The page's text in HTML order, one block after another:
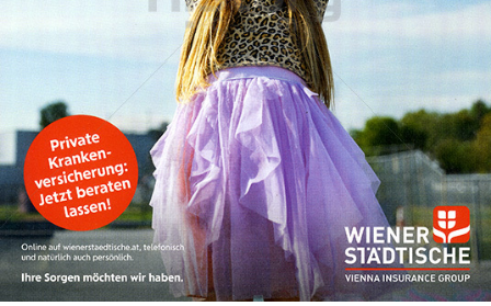
WIENER STÄDTISCHE VERSICHERUNG AG Vienna Insurance
Group
2022
Bild-ID: 74218